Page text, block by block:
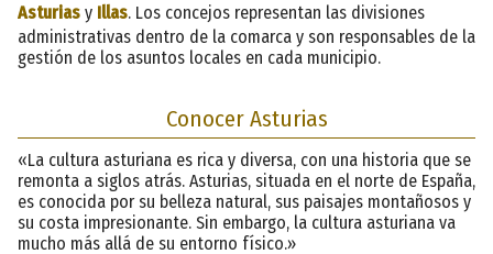
Asturias y Illas. Los concejos representan las divisiones
administrativas dentro de la comarca y son responsables de la
gestión de los asuntos locales en cada municipio.
Conocer Asturias
«La cultura asturiana es rica y diversa, con una historia que se
remonta a siglos atrás. Asturias, situada en el norte de España,
es conocida por su belleza natural, sus paisajes montañosos y
su costa impresionante. Sin embargo, la cultura asturiana va
mucho más allá de su entorno físico.»